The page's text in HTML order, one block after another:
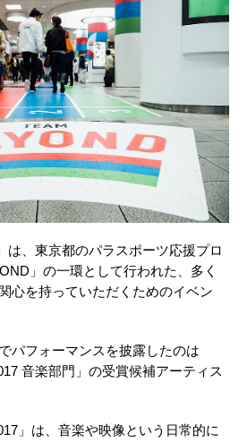
は、東京都のパラスポーツ応援プロ
」の一環として行われた、多く
心を持っていただくためのイベン
パフォーマンスを披露したのは
音楽部門」の受賞候補アーティス
」は、音楽や映像という日常的に